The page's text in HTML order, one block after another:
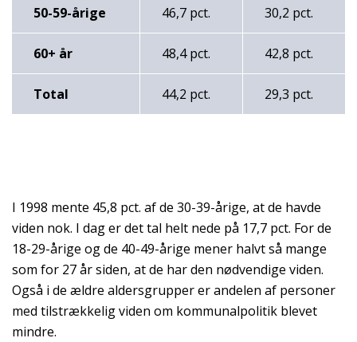
50-59-årige 46,7 pct. 30,2 pct.
60+ år 48,4 pct. 42,8 pct.
Total 44,2 pct. 29,3 pct.
I 1998 mente 45,8 pct. af de 30-39-årige, at de havde
viden nok. I dag er det tal helt nede på 17,7 pct. For de
18-29-årige og de 40-49-årige mener halvt så mange
som for 27 år siden, at de har den nødvendige viden.
Også i de ældre aldersgrupper er andelen af personer
med tilstrækkelig viden om kommunalpolitik blevet
mindre.